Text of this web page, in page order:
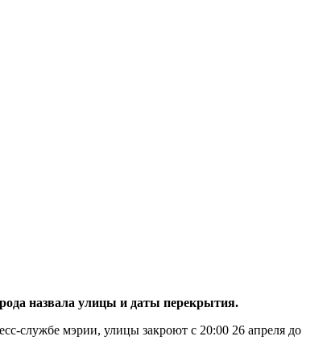
назвала улицы и даты перекрытия.
службе мэрии, улицы закроют с 20:00 26 апреля до